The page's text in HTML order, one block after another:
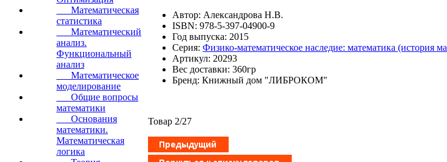
Математическая
статистика
Математический
анализ.
Функциональный
анализ
Математическое
моделирование
Общие вопросы
математики
Основания
математики.
Математическая
логика
Автор: Александрова Н.В.
ISBN: 978-5-397-04900-9
Год выпуска: 2015
Серия: Физико-математическое наследие: математика (история ма
Артикул: 20293
Вес доставки: 360гр
Бренд: Книжный дом "ЛИБРОКОМ"
Товар 2/27